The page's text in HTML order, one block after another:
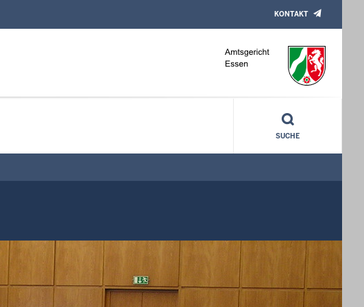
KONTAKT
SUCHE